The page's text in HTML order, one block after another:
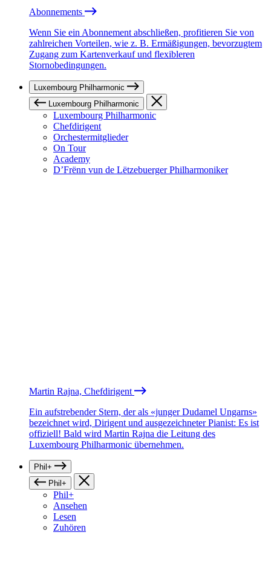
Abonnements
Wenn Sie ein Abonnement abschließen, profitieren Sie von
zahlreichen Vorteilen, wie z. B. Ermäßigungen, bevorzugtem
Zugang zum Kartenverkauf und flexibleren
Stornobedingungen.
Luxembourg Philharmonic
Luxembourg Philharmonic
Luxembourg Philharmonic
Chefdirigent
Orchestermitglieder
On Tour
Academy
D’Frënn vun de Lëtzebuerger Philharmoniker
Martin Rajna, Chefdirigent
Ein aufstrebender Stern, der als «junger Dudamel Ungarns»
bezeichnet wird, Dirigent und ausgezeichneter Pianist: Es ist
offiziell! Bald wird Martin Rajna die Leitung des
Luxembourg Philharmonic übernehmen.
Phil+
Phil+
Phil+
Ansehen
Lesen
Zuhören